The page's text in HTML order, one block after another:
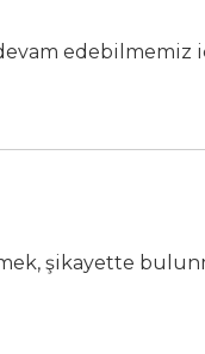
devam
şikayette